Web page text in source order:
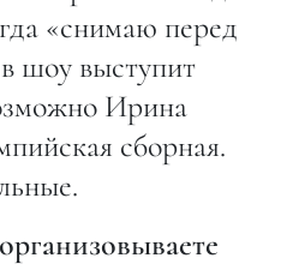
«снимаю перед
шоу выступит
Ирина
сборная.